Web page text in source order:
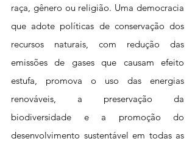
raça, gênero ou religião. Uma democracia
que adote políticas de conservação dos
recursos naturais, com redução das
emissões de gases que causam efeito
estufa, promova o uso das energias
renováveis, a preservação da
biodiversidade e a promoção do
desenvolvimento sustentável em todas as